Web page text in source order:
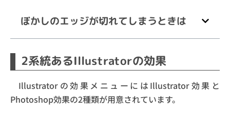
ぼかしのエッジが切れてしまうときは
2系統あるIllustratorの効果
Illustratorの効果メニューにはIllustrator効果と
Photoshop効果の2種類が用意されています。